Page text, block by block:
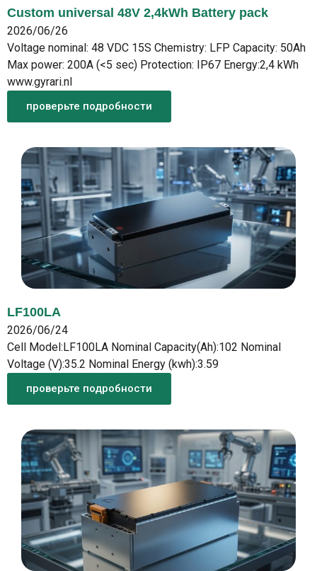
Custom universal 48V 2,4kWh Battery pack
2026/06/26
Voltage nominal: 48 VDC 15S Chemistry: LFP Capacity: 50Ah
Max power: 200A (<5 sec) Protection: IP67 Energy:2,4 kWh
www.gyrari.nl
проверьте подробности
LF100LA
2026/06/24
Cell Model:LF100LA Nominal Capacity(Ah):102 Nominal
Voltage (V):35.2 Nominal Energy (kwh):3.59
проверьте подробности